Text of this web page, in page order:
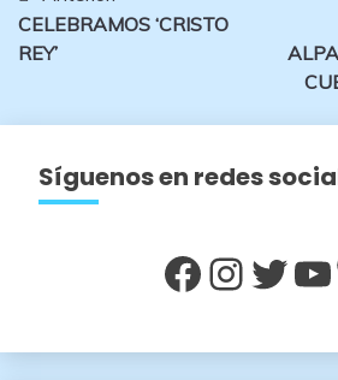
de
CELEBRAMOS ‘CRISTO
REY’
Síguenos en redes